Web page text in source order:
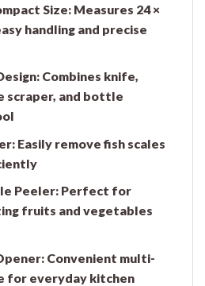
Size:Measures 24 ×
handling and precise
Combines knife,
scraper, and bottle
Easily remove fish scales
Peeler:Perfect for
fruits and vegetables
Convenient multi-
for everyday kitchen